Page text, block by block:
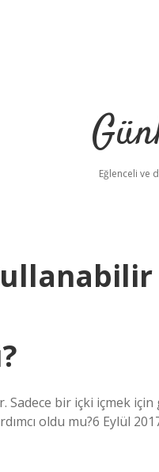
Eğlenceli ve
Sadece bir içki içmek
oldu mu?6 Eylül